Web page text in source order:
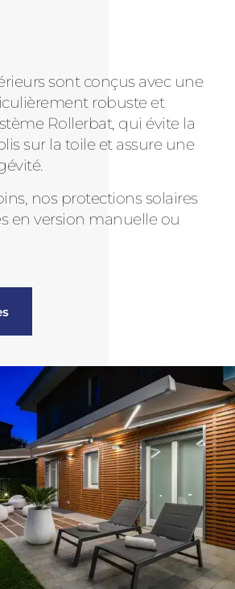
sont conçus avec une
robuste et
Rollerbat, qui évite la
sur la toile et assure une
nos protections solaires
en version manuelle ou